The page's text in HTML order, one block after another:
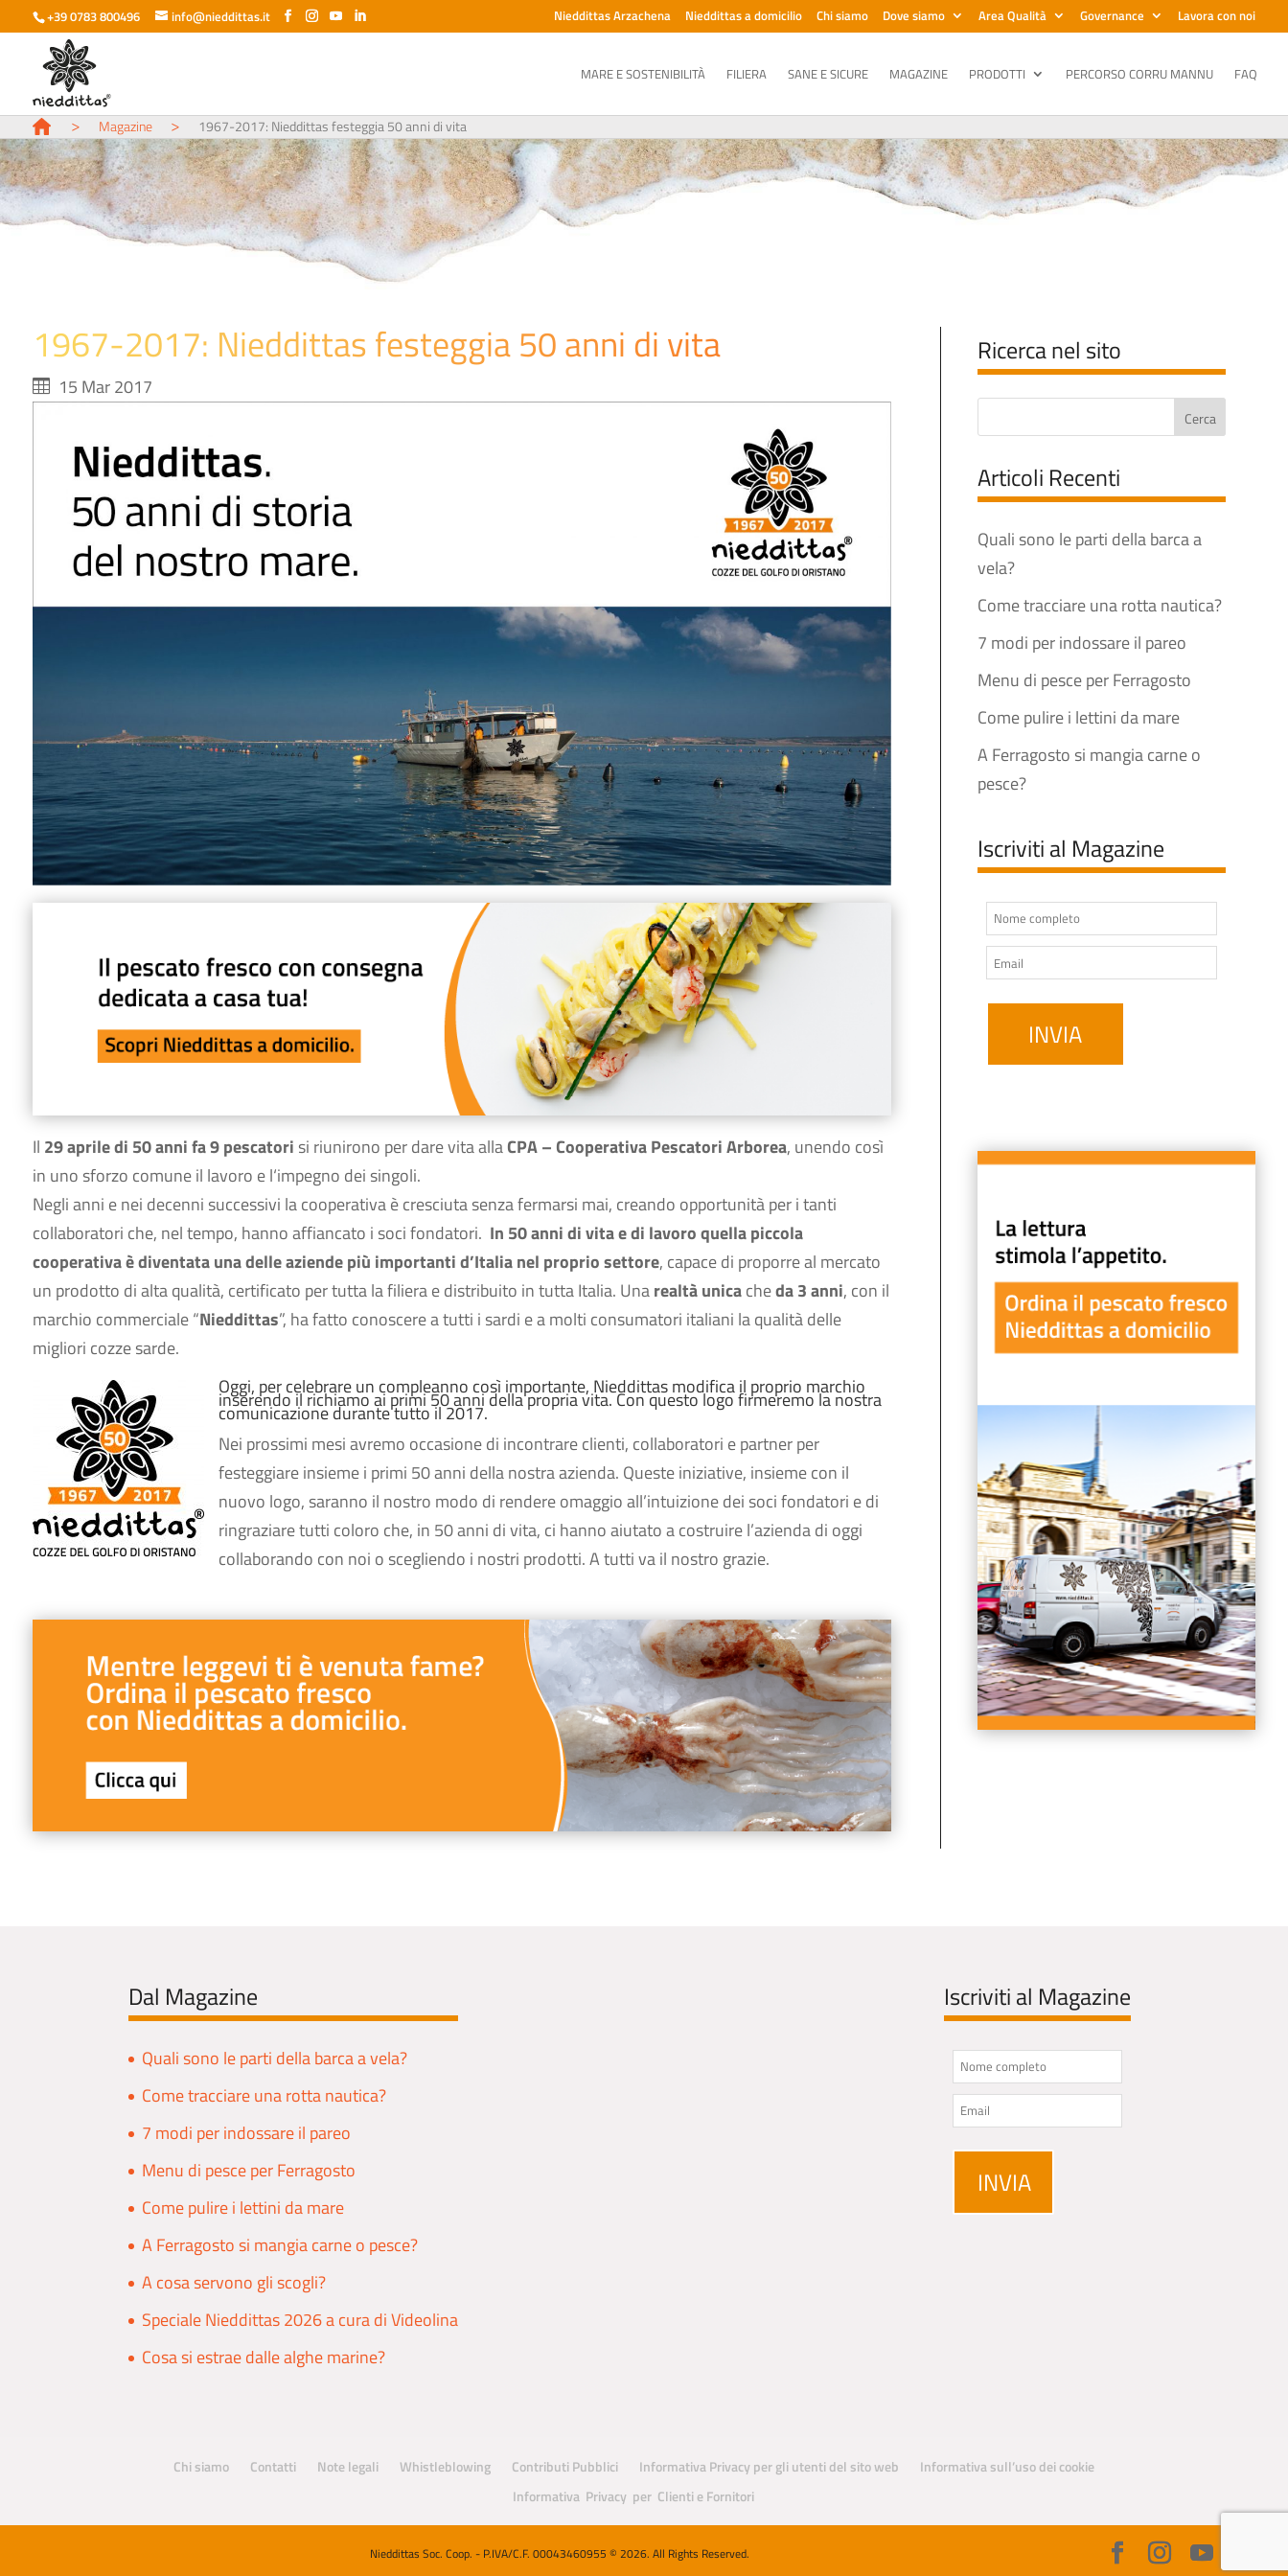
+39 0783 800496 info@nieddittas.it Nieddittas Arzachena Nieddittas a domicilio Chi siamo Dove siamo Area Qualità Governance Lavora con noi
MARE E SOSTENIBILITÀ FILIERA SANE E SICURE MAGAZINE PRODOTTI PERCORSO CORRU MANNU FAQ
> Magazine > 1967-2017: Nieddittas festeggia 50 anni di vita
1967-2017: Nieddittas festeggia 50 anni di vita
15 Mar 2017
Il 29 aprile di 50 anni fa9 pescatori si riunirono per dare vita allaCPA – Cooperativa Pescatori Arborea, unendo così
in uno sforzo comune il lavoro e l‘impegno dei singoli.
Negli anni e nei decenni successivi la cooperativa è cresciuta senza fermarsi mai, creando opportunità per i tanti
collaboratori che, nel tempo, hanno affiancato i soci fondatori. In 50 anni di vita e di lavoro quella piccola
cooperativa è diventata una delle aziende più importanti d’Italia nel proprio settore, capace di proporre al mercato
un prodotto di alta qualità, certificato per tutta la filiera e distribuito in tutta Italia. Unarealtà unicacheda 3 anni, con il
marchio commerciale “Nieddittas”, ha fatto conoscere a tutti i sardi e a molti consumatori italiani la qualità delle
migliori cozze sarde.
Oggi, per celebrare un compleanno così importante, Nieddittas modifica il proprio marchio
inserendo il richiamo ai primi 50 anni della propria vita. Con questo logo firmeremo la nostra
comunicazione durante tutto il 2017.
Nei prossimi mesi avremo occasione di incontrare clienti, collaboratori e partner per
festeggiare insieme i primi 50 anni della nostra azienda. Queste iniziative, insieme con il
nuovo logo, saranno il nostro modo di rendere omaggio all’intuizione dei soci fondatori e di
ringraziare tutti coloro che, in 50 anni di vita, ci hanno aiutato a costruire l’azienda di oggi
collaborando con noi o scegliendo i nostri prodotti. A tutti va il nostro grazie.
Ricerca nel sito
Articoli Recenti
Quali sono le parti della barca a
vela?
Come tracciare una rotta nautica?
7 modi per indossare il pareo
Menu di pesce per Ferragosto
Come pulire i lettini da mare
A Ferragosto si mangia carne o
pesce?
Iscriviti al Magazine
Dal Magazine
Quali sono le parti della barca a vela?
Come tracciare una rotta nautica?
7 modi per indossare il pareo
Menu di pesce per Ferragosto
Come pulire i lettini da mare
A Ferragosto si mangia carne o pesce?
A cosa servono gli scogli?
Speciale Nieddittas 2026 a cura di Videolina
Cosa si estrae dalle alghe marine?
Iscriviti al Magazine
Chi siamo Contatti Note legali Whistleblowing Contributi Pubblici Informativa Privacy per gli utenti del sito web
Informativa sull’uso dei cookie
Informativa Privacy per Clienti e Fornitori
Nieddittas Soc. Coop. - P.IVA/C.F. 00043460955 © 2026. All Rights Reserved.